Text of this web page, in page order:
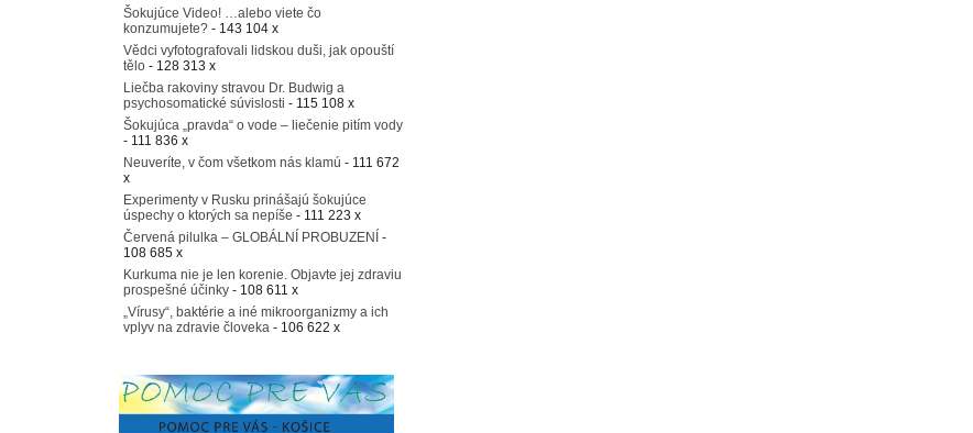
Šokujúce Video! …alebo viete čo
konzumujete? - 143 104 x
Vědci vyfotografovali lidskou duši, jak opouští
tělo - 128 313 x
Liečba rakoviny stravou Dr. Budwig a
psychosomatické súvislosti - 115 108 x
Šokujúca „pravda“ o vode – liečenie pitím vody
- 111 836 x
Neuveríte, v čom všetkom nás klamú - 111 672
x
Experimenty v Rusku prinášajú šokujúce
úspechy o ktorých sa nepíše - 111 223 x
Červená pilulka – GLOBÁLNÍ PROBUZENÍ -
108 685 x
Kurkuma nie je len korenie. Objavte jej zdraviu
prospešné účinky - 108 611 x
„Vírusy“, baktérie a iné mikroorganizmy a ich
vplyv na zdravie človeka - 106 622 x